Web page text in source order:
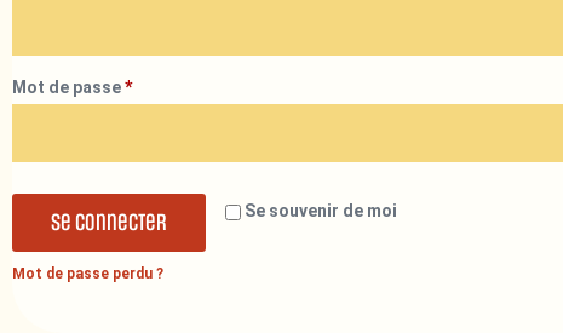
Mot de passe*
Se souvenir de moi
Se connecter
Mot de passe perdu ?